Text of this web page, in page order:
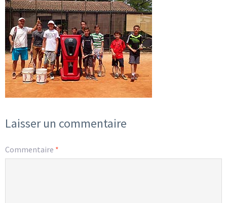
Laisser un commentaire
Commentaire *